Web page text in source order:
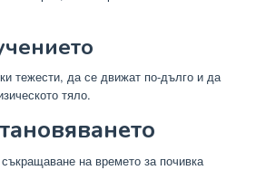
тежести, да се движат по-дълго и да
тяло.
на времето за почивка